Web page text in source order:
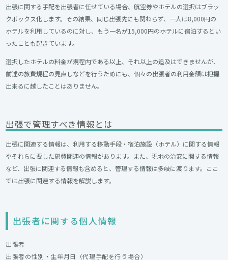
出張に関する手配を出張者に任せている場合、航空券やホテルの選択はブラッ
クボックス化します。その結果、同じ出張先にも関わらず、一人は8,000円の
ホテルを利用しているのに対し、もう一名が15,000円のホテルに宿泊するとい
ったことも起きています。
選択したホテルの料金が規程内である以上、それ以上の追及はできませんが、
前述の旅費規程の見直しなどを行うためにも、個々の出張者の利用金額は把握
出来るに越したことはありません。
出張で管理すべき情報とは
出張に関連する情報は、利用する移動手段・宿泊施設（ホテル）に関する情報
やそれらに要した旅費関連の情報があります。また、現地の治安に関する情報
など、出張に関連する情報も含めると、管理する情報は多岐に渡ります。ここ
では出張に関連する情報を解説します。
出張者に関する個人情報
出張者
出張者の性別・生年月日（代理手配を行う場合）